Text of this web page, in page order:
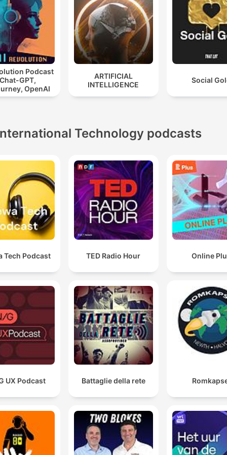
Podcast
GPT,
OpenAI
ARTIFICIAL
INTELLIGENCE
Social
Technology podcasts
Tech Podcast TED Radio Hour Online
UX Podcast Battaglie della rete